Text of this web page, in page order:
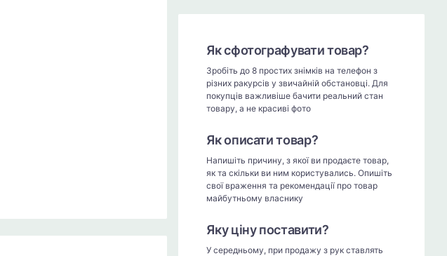
Як сфотографувати товар?
Зробіть до 8 простих знімків на телефон з
різних ракурсів у звичайній обстановці. Для
покупців важливіше бачити реальний стан
товару, а не красиві фото
Як описати товар?
Напишіть причину, з якої ви продаєте товар,
як та скільки ви ним користувались. Опишіть
свої враження та рекомендації про товар
майбутньому власнику
Яку ціну поставити?
У середньому, при продажу з рук ставлять